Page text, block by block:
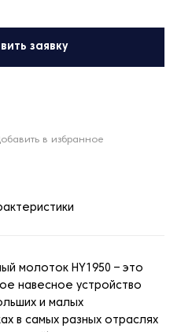
заявку
в избранное
молоток HY1950 – это
навесное устройство
и малых
в самых разных отраслях